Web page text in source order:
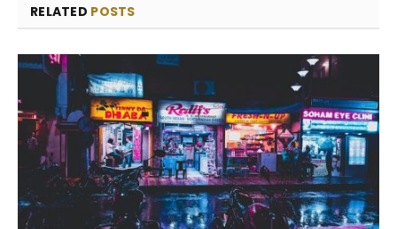
RELATED POSTS